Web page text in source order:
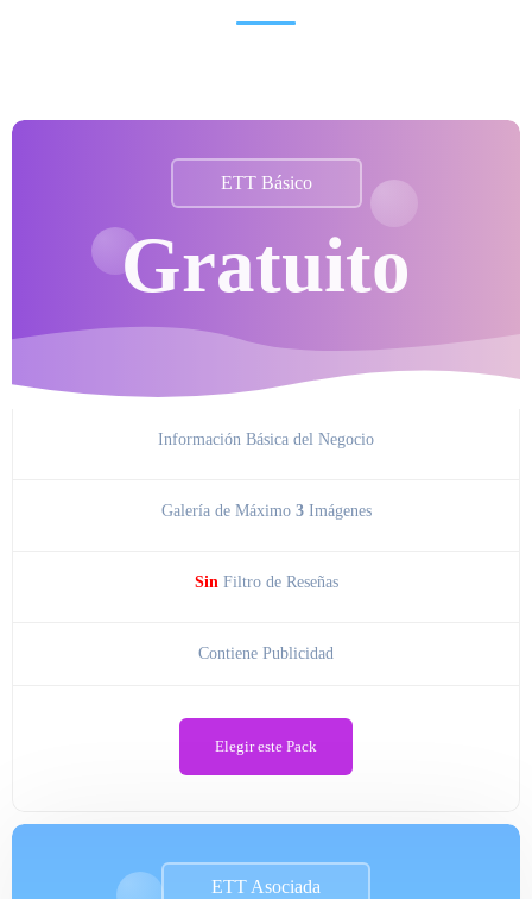
ETT Básico
Gratuito
Información Básica del Negocio
Galería de Máximo 3Imágenes
SinFiltro de Reseñas
Contiene Publicidad
Elegir este Pack
ETT Asociada